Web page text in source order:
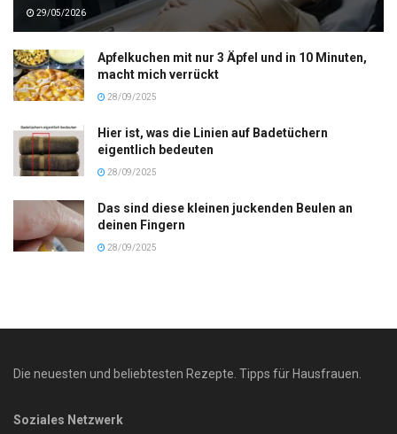
29/05/2026
Apfelkuchen mit nur 3 Äpfel und in 10 Minuten,
macht mich verrückt
28/09/2025
Hier ist, was die Linien auf Badetüchern
eigentlich bedeuten
28/09/2025
Das sind diese kleinen juckenden Beulen an
deinen Fingern
28/09/2025
Die neuesten und beliebtesten Rezepte. Tipps für Hausfrauen.
Soziales Netzwerk